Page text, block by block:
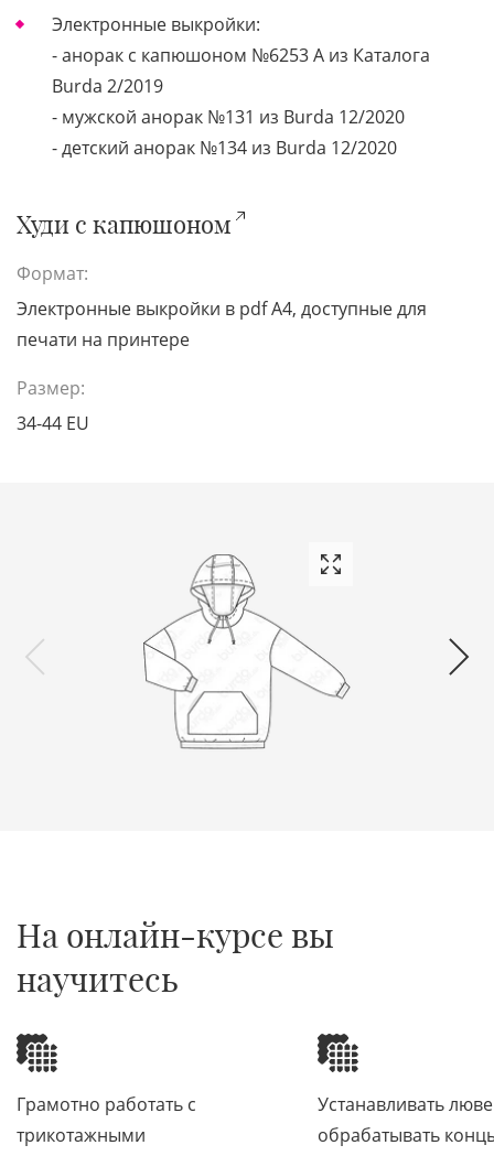
Электронные выкройки:
- анорак с капюшоном №6253 A из Каталога
Burda 2/2019
- мужской анорак №131 из Burda 12/2020
- детский анорак №134 из Burda 12/2020
Худи с капюшоном
Формат:
Электронные выкройки в pdf A4, доступные для
печати на принтере
Размер:
34-44 EU
На онлайн-курсе вы
научитесь
Грамотно работать с
трикотажными
Устанавливать
обрабатывать